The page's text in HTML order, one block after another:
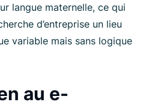
langue maternelle, ce qui
d’entreprise un lieu
variable mais sans logique
au e-